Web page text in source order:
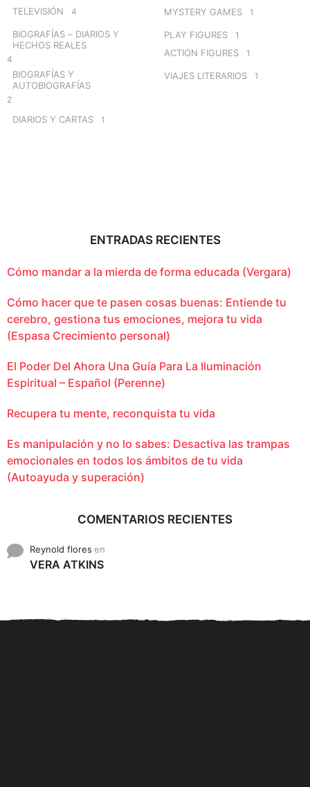
TELEVISIÓN 4
BIOGRAFÍAS – DIARIOS Y
HECHOS REALES
4
BIOGRAFÍAS Y
AUTOBIOGRAFÍAS
2
DIARIOS Y CARTAS 1
MYSTERY GAMES 1
PLAY FIGURES 1
ACTION FIGURES 1
VIAJES LITERARIOS 1
ENTRADAS RECIENTES
Cómo mandar a la mierda de forma educada (Vergara)
Cómo hacer que te pasen cosas buenas: Entiende tu
cerebro, gestiona tus emociones, mejora tu vida
(Espasa Crecimiento personal)
El Poder Del Ahora Una Guía Para La Iluminación
Espiritual – Español (Perenne)
Recupera tu mente, reconquista tu vida
Es manipulación y no lo sabes: Desactiva las trampas
emocionales en todos los ámbitos de tu vida
(Autoayuda y superación)
COMENTARIOS RECIENTES
Reynold flores en
VERA ATKINS